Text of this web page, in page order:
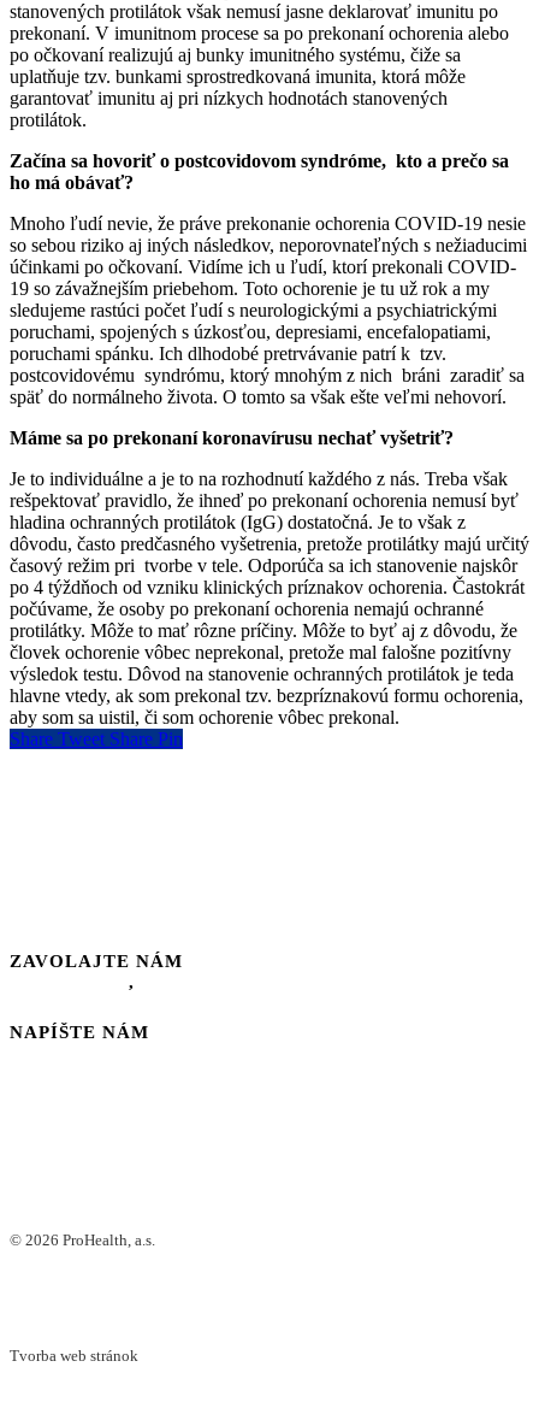
stanovených protilátok však nemusí jasne deklarovať imunitu po
prekonaní. V imunitnom procese sa po prekonaní ochorenia alebo
po očkovaní realizujú aj bunky imunitného systému, čiže sa
uplatňuje tzv. bunkami sprostredkovaná imunita, ktorá môže
garantovať imunitu aj pri nízkych hodnotách stanovených
protilátok.
Začína sa hovoriť o postcovidovom syndróme, kto a prečo sa
ho má obávať?
Mnoho ľudí nevie, že práve prekonanie ochorenia COVID-19 nesie
so sebou riziko aj iných následkov, neporovnateľných s nežiaducimi
účinkami po očkovaní. Vidíme ich u ľudí, ktorí prekonali COVID-
19 so závažnejším priebehom. Toto ochorenie je tu už rok a my
sledujeme rastúci počet ľudí s neurologickými a psychiatrickými
poruchami, spojených s úzkosťou, depresiami, encefalopatiami,
poruchami spánku. Ich dlhodobé pretrvávanie patrí k tzv.
postcovidovému syndrómu, ktorý mnohým z nich bráni zaradiť sa
späť do normálneho života. O tomto sa však ešte veľmi nehovorí.
Máme sa po prekonaní koronavírusu nechať vyšetriť?
Je to individuálne a je to na rozhodnutí každého z nás. Treba však
rešpektovať pravidlo, že ihneď po prekonaní ochorenia nemusí byť
hladina ochranných protilátok (IgG) dostatočná. Je to však z
dôvodu, často predčasného vyšetrenia, pretože protilátky majú určitý
časový režim pri tvorbe v tele. Odporúča sa ich stanovenie najskôr
po 4 týždňoch od vzniku klinických príznakov ochorenia. Častokrát
počúvame, že osoby po prekonaní ochorenia nemajú ochranné
protilátky. Môže to mať rôzne príčiny. Môže to byť aj z dôvodu, že
človek ochorenie vôbec neprekonal, pretože mal falošne pozitívny
výsledok testu. Dôvod na stanovenie ochranných protilátok je teda
hlavne vtedy, ak som prekonal tzv. bezpríznakovú formu ochorenia,
aby som sa uistil, či som ochorenie vôbec prekonal.
Share Tweet Share Pin
ZAVOLAJTE NÁM
,
NAPÍŠTE NÁM
© 2026 ProHealth, a.s.
Tvorba web stránok